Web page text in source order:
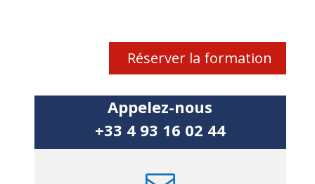
Réserver la formation
Appelez-nous
+33 4 93 16 02 44